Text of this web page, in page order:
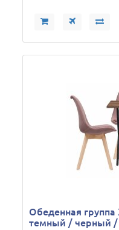
Обеденная
темный / черный